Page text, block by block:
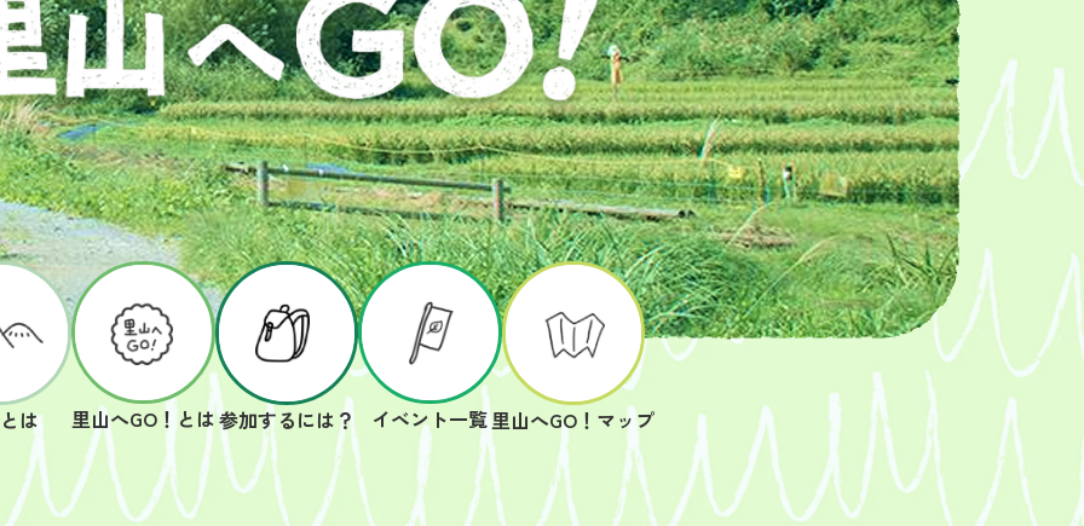
は 里山へGO！とは参加するには？ イベント一覧里山へGO！マップ